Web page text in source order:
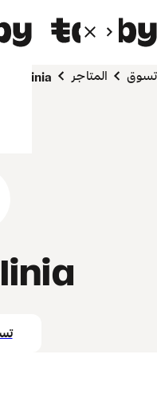
تسوق المتاجر marcolinia